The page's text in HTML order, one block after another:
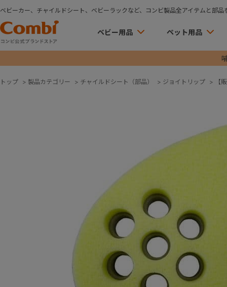
ベビーカー、チャイルドシート、ベビーラックなど、コンビ製品全アイテムと部品
ベビー用品 ペット用品
トップ > 製品カテゴリー > チャイルドシート（部品） > ジョイトリップ > 【